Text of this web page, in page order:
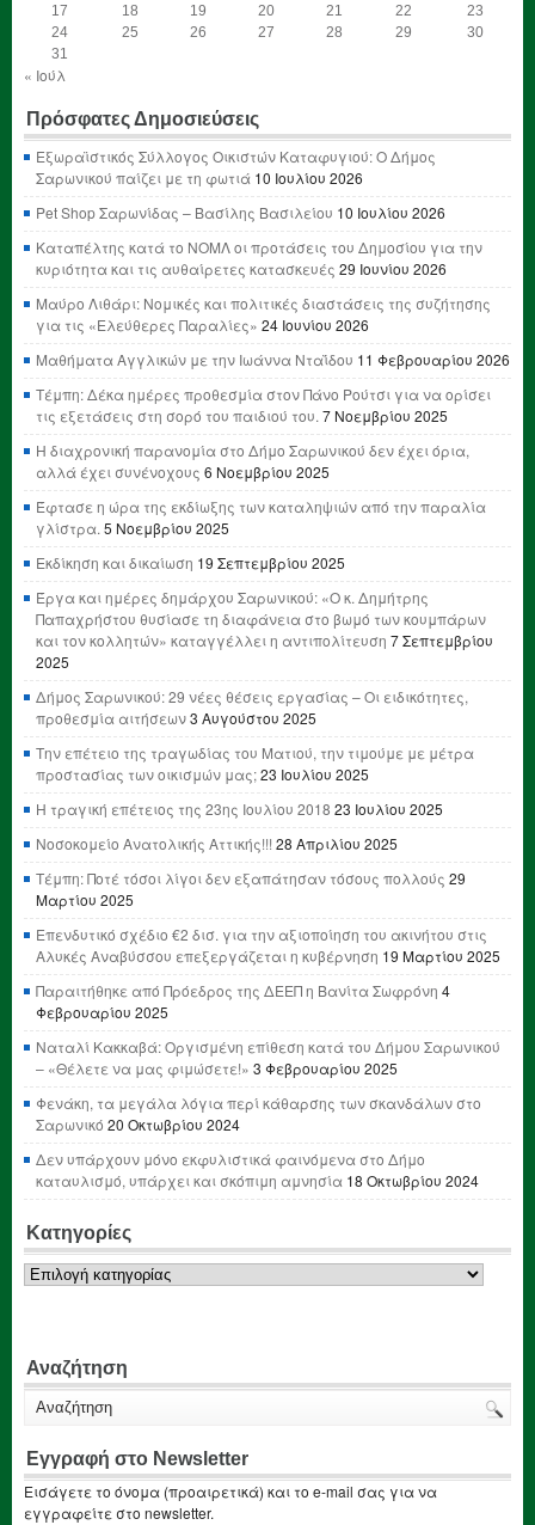
17
18 19 20 21 22
23
24
25 26 27 28 29
30
31
« Ιούλ
Πρόσφατες Δημοσιεύσεις
Εξωραϊστικός Σύλλογος Οικιστών Καταφυγιού: Ο Δήμος
Σαρωνικού παίζει με τη φωτιά 10 Ιουλίου 2026
Pet Shop Σαρωνίδας – Βασίλης Βασιλείου 10 Ιουλίου 2026
Καταπέλτης κατά το ΝΟΜΛ οι προτάσεις του Δημοσίου για την
κυριότητα και τις αυθαίρετες κατασκευές 29 Ιουνίου 2026
Μαύρο Λιθάρι: Νομικές και πολιτικές διαστάσεις της συζήτησης
για τις «Ελεύθερες Παραλίες» 24 Ιουνίου 2026
Μαθήματα Αγγλικών με την Ιωάννα Νταΐδου 11 Φεβρουαρίου 2026
Τέμπη: Δέκα ημέρες προθεσμία στον Πάνο Ρούτσι για να ορίσει
τις εξετάσεις στη σορό του παιδιού του. 7 Νοεμβρίου 2025
Η διαχρονική παρανομία στο Δήμο Σαρωνικού δεν έχει όρια,
αλλά έχει συνένοχους 6 Νοεμβρίου 2025
Έφτασε η ώρα της εκδίωξης των καταληψιών από την παραλία
γλίστρα. 5 Νοεμβρίου 2025
Εκδίκηση και δικαίωση 19 Σεπτεμβρίου 2025
Έργα και ημέρες δημάρχου Σαρωνικού: «Ο κ. Δημήτρης
Παπαχρήστου θυσίασε τη διαφάνεια στο βωμό των κουμπάρων
και τον κολλητών» καταγγέλλει η αντιπολίτευση 7 Σεπτεμβρίου
2025
Δήμος Σαρωνικού: 29 νέες θέσεις εργασίας – Οι ειδικότητες,
προθεσμία αιτήσεων3 Αυγούστου 2025
Την επέτειο της τραγωδίας του Ματιού, την τιμούμε με μέτρα
προστασίας των οικισμών μας;23 Ιουλίου 2025
Η τραγική επέτειος της 23ης Ιουλίου 2018 23 Ιουλίου 2025
Νοσοκομείο Ανατολικής Αττικής!!! 28 Απριλίου 2025
Τέμπη: Ποτέ τόσοι λίγοι δεν εξαπάτησαν τόσους πολλούς 29
Μαρτίου 2025
Επενδυτικό σχέδιο €2 δισ. για την αξιοποίηση του ακινήτου στις
Αλυκές Αναβύσσου επεξεργάζεται η κυβέρνηση 19 Μαρτίου 2025
Παραιτήθηκε από Πρόεδρος της ΔΕΕΠ η Βανίτα Σωφρόνη 4
Φεβρουαρίου 2025
Ναταλί Κακκαβά: Οργισμένη επίθεση κατά του Δήμου Σαρωνικού
– «Θέλετε να μας φιμώσετε!» 3 Φεβρουαρίου 2025
Φενάκη, τα μεγάλα λόγια περί κάθαρσης των σκανδάλων στο
Σαρωνικό 20 Οκτωβρίου 2024
Δεν υπάρχουν μόνο εκφυλιστικά φαινόμενα στο Δήμο
καταυλισμό, υπάρχει και σκόπιμη αμνησία 18 Οκτωβρίου 2024
Κατηγορίες
Κατηγορίες
Αναζήτηση
Εγγραφή στο Newsletter
Εισάγετε το όνομα (προαιρετικά) και το e-mail σας για να
εγγραφείτε στο newsletter.